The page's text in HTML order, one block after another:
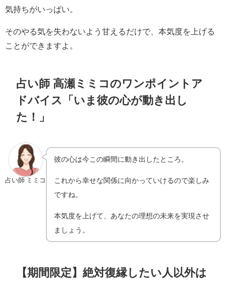
気持ちがいっぱい。
そのやる気を失わないよう甘えるだけで、本気度を上げる
ことができますよ。
占い師 高瀬ミミコのワンポイントア
ドバイス「いま彼の心が動き出し
た！」
占い師 ミミコ
彼の心は今この瞬間に動き出したところ。
これから幸せな関係に向かっていけるので楽しみ
ですね。
本気度を上げて、あなたの理想の未来を実現させ
ましょう。
【期間限定】絶対復縁したい人以外は